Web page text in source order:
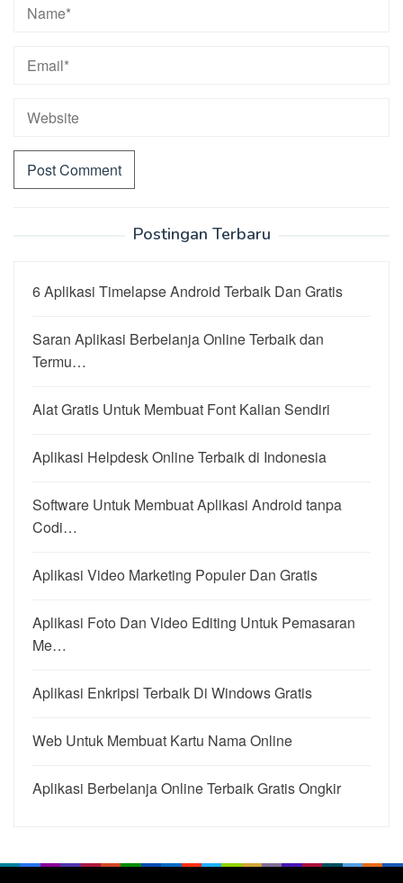
Postingan Terbaru
6 Aplikasi Timelapse Android Terbaik Dan Gratis
Saran Aplikasi Berbelanja Online Terbaik dan
Termu…
Alat Gratis Untuk Membuat Font Kalian Sendiri
Aplikasi Helpdesk Online Terbaik di Indonesia
Software Untuk Membuat Aplikasi Android tanpa
Codi…
Aplikasi Video Marketing Populer Dan Gratis
Aplikasi Foto Dan Video Editing Untuk Pemasaran
Me…
Aplikasi Enkripsi Terbaik Di Windows Gratis
Web Untuk Membuat Kartu Nama Online
Aplikasi Berbelanja Online Terbaik Gratis Ongkir